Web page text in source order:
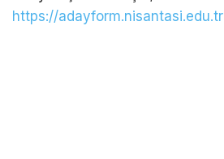
https://adayform.nisantasi.edu.tr